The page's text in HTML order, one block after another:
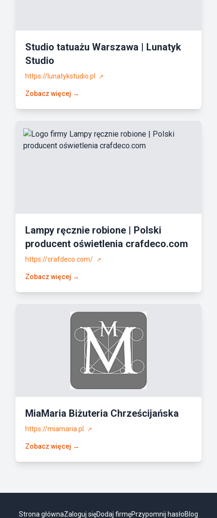
Studio tatuażu Warszawa | Lunatyk
Studio
https://lunatykstudio.pl ↗
Zobacz więcej →
Lampy ręcznie robione | Polski
producent oświetlenia crafdeco.com
https://crafdeco.com/ ↗
Zobacz więcej →
MiaMaria Biżuteria Chrześcijańska
https://miamaria.pl ↗
Zobacz więcej →
Strona głównaZaloguj sięDodaj firmęPrzypomnij hasłoBlog